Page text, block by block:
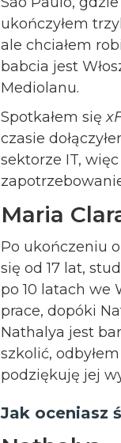
ukończyłem
ale chciałem
babcia jest
Mediolanu.
Spotkałem się
czasie
sektorze IT,
Maria
Po ukończeniu
się od 17 lat,
po 10 latach we
prace, dopóki
Nathalya jest
szkolić,
podziękuję jej
Jak oceniasz